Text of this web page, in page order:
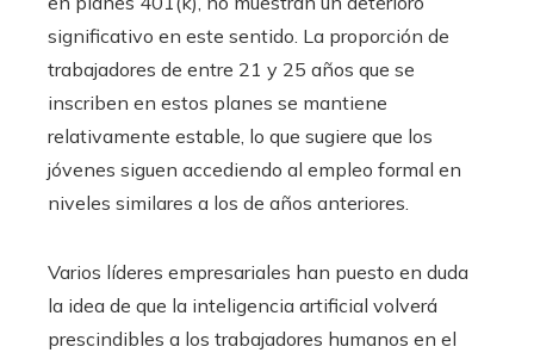
significativo en este sentido. La proporción de
trabajadores de entre 21 y 25 años que se
inscriben en estos planes se mantiene
relativamente estable, lo que sugiere que los
jóvenes siguen accediendo al empleo formal en
niveles similares a los de años anteriores.
Varios líderes empresariales han puesto en duda
la idea de que la inteligencia artificial volverá
prescindibles a los trabajadores humanos en el